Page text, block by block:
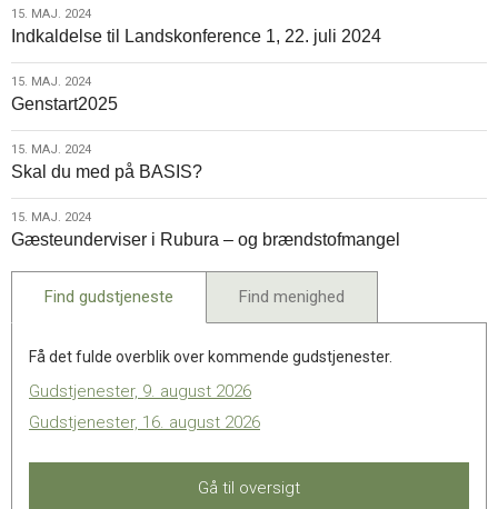
15.
maj.
2024
15. MAJ. 2024
Indkaldelse til Landskonference 1, 22. juli 2024
15.
maj.
2024
15. MAJ. 2024
Genstart2025
15.
maj.
2024
15. MAJ. 2024
Skal du med på BASIS?
15.
maj.
2024
15. MAJ. 2024
Gæsteunderviser i Rubura – og brændstofmangel
Find gudstjeneste Find menighed
Få det fulde overblik over kommende gudstjenester.
Gudstjenester, 9. august 2026
Gudstjenester, 16. august 2026
Gå til oversigt